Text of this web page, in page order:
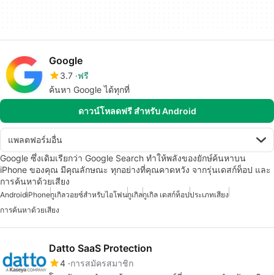
Google
3.7 ฟรี
ค้นหา Google ได้ทุกที่
ดาวน์โหลดฟรี สำหรับ Android
แพลตฟอร์มอื่น
Google ซึ่งเดิมเรียกว่า Google Search ทำให้พลังของยักษ์ค้นหาบน
iPhone ของคุณ มีคุณลักษณะ ทุกอย่างที่คุณคาดหวัง จากรุ่นเดสก์ท็อป และ
การค้นหาด้วยเสียง
AndroidiPhoneกูเกิลวอยซ์สำหรับไอโฟนกูเกิลกูเกิล เดสก์ท็อปประเภทเสียง
การค้นหาด้วยเสียง
Datto SaaS Protection
4 การสมัครสมาชิก